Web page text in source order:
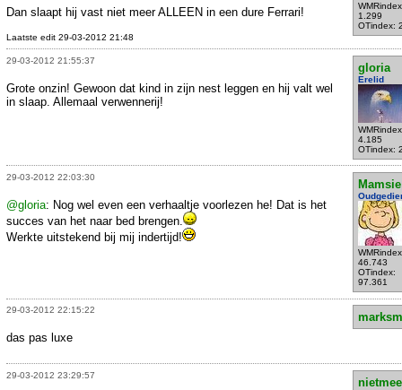
1.299
OTindex:
Dan slaapt hij vast niet meer ALLEEN in een dure Ferrari!
Laatste edit 29-03-2012 21:48
29-03-2012 21:55:37
gloria
Erelid
4.185
OTindex:
Grote onzin! Gewoon dat kind in zijn nest leggen en hij valt wel
in slaap. Allemaal verwennerij!
29-03-2012 22:03:30
Mamsie
46.743
OTindex:
97.361
@gloria: Nog wel even een verhaaltje voorlezen he! Dat is het
succes van het naar bed brengen.
Werkte uitstekend bij mij indertijd!
29-03-2012 22:15:22
das pas luxe
29-03-2012 23:29:57